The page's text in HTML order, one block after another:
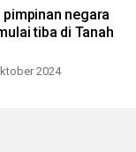
pimpinan negara
tiba di Tanah
2024